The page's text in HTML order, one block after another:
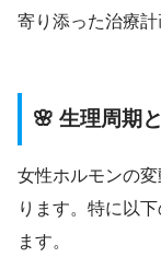
寄り添った治療計
🌸 生理周期
女性ホルモンの
ります。特に以
ます。